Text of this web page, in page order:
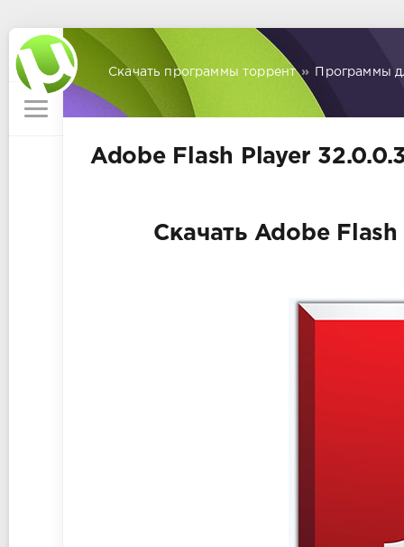
Скачать программы торрент » Программы
Adobe Flash Player
Скачать Adobe